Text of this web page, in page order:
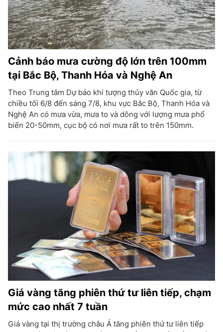
Cảnh báo mưa cường độ lớn trên 100mm
tại Bắc Bộ, Thanh Hóa và Nghệ An
Theo Trung tâm Dự báo khí tượng thủy văn Quốc gia, từ
chiều tối 6/8 đến sáng 7/8, khu vực Bắc Bộ, Thanh Hóa và
Nghệ An có mưa vừa, mưa to và dông với lượng mưa phổ
biến 20-50mm, cục bộ có nơi mưa rất to trên 150mm.
Giá vàng tăng phiên thứ tư liên tiếp, chạm
mức cao nhất 7 tuần
Giá vàng tại thị trường châu Á tăng phiên thứ tư liên tiếp